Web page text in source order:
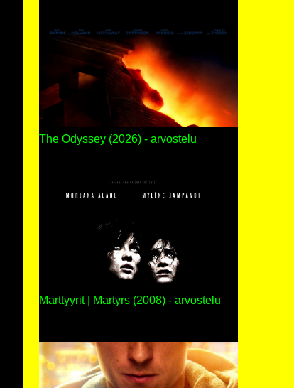
The Odyssey (2026) - arvostelu
Marttyyrit | Martyrs (2008) - arvostelu